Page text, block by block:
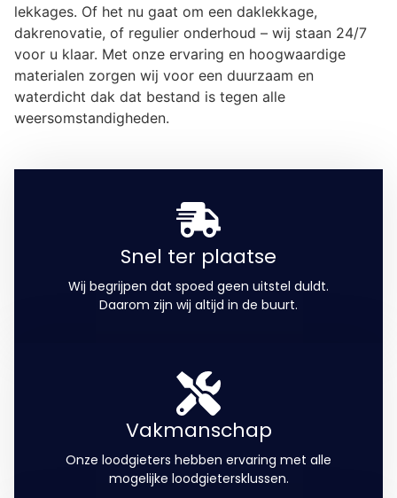
lekkages. Of het nu gaat om een daklekkage,
dakrenovatie, of regulier onderhoud – wij staan 24/7
voor u klaar. Met onze ervaring en hoogwaardige
materialen zorgen wij voor een duurzaam en
waterdicht dak dat bestand is tegen alle
weersomstandigheden.
Snel ter plaatse
Wij begrijpen dat spoed geen uitstel duldt.
Daarom zijn wij altijd in de buurt.
Vakmanschap
Onze loodgieters hebben ervaring met alle
mogelijke loodgietersklussen.